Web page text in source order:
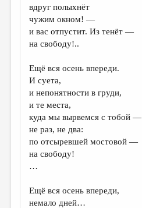
ИЗБРАННОЕ
ДАЙДЖЕСТ
ПЕРЕВОДЫ
КОНКУРСЫ
ДЕТСКАЯ КОМНАТА
КНИЖНАЯ ПОЛКА
ОБЗОР ЛИТЕРАТУРЫ
ОБЪЯВЛЕНИЯ
вдруг полыхнёт
чужим окном! —
и вас отпустит. Из тенёт —
на свободу!..
Ещё вся осень впереди.
И суета,
и непонятности в груди,
и те места,
куда мы вырвемся с тобой —
не раз, не два:
по отсыревшей мостовой —
на свободу!
…
Ещё вся осень впереди,
немало дней…